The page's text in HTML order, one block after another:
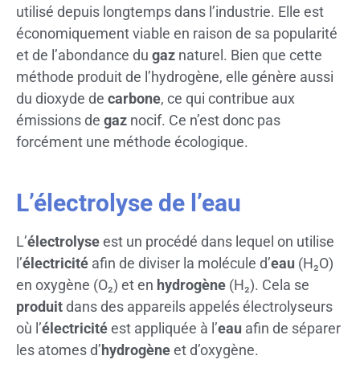
utilisé depuis longtemps dans l’industrie. Elle est
économiquement viable en raison de sa popularité
et de l’abondance du gaz naturel. Bien que cette
méthode produit de l’hydrogène, elle génère aussi
du dioxyde de carbone, ce qui contribue aux
émissions de gaz nocif. Ce n’est donc pas
forcément une méthode écologique.
L’électrolyse de l’eau
L’électrolyseest un procédé dans lequel on utilise
l’électricité afin de diviser la molécule d’eau (H₂O)
en oxygène (O₂) et en hydrogène (H₂). Cela se
produitdans des appareils appelés électrolyseurs
où l’électricitéest appliquée à l’eau afin de séparer
les atomes d’hydrogèneet d’oxygène.